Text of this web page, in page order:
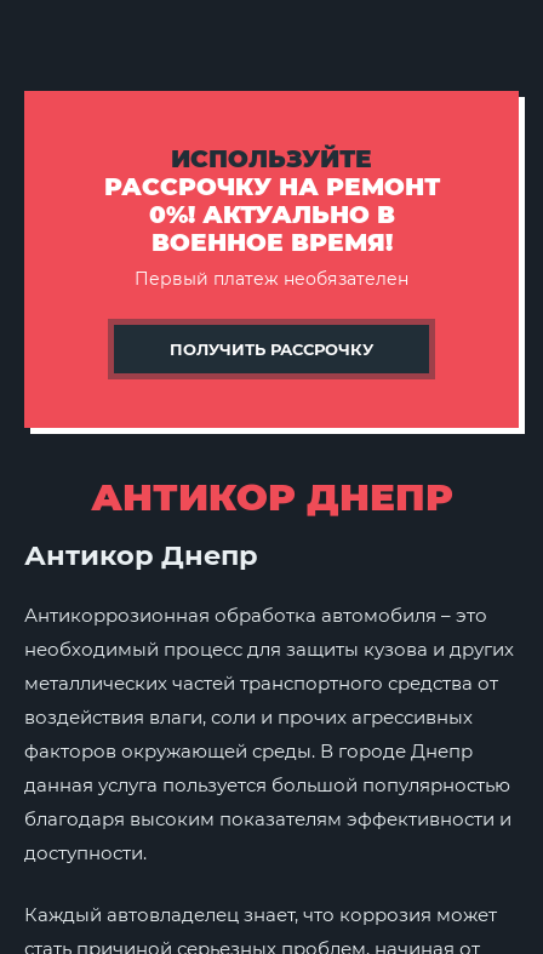
ИСПОЛЬЗУЙТЕ
РАССРОЧКУ НА РЕМОНТ
0%! АКТУАЛЬНО В
ВОЕННОЕ ВРЕМЯ!
Первый платеж необязателен
ПОЛУЧИТЬ РАССРОЧКУ
АНТИКОР ДНЕПР
Антикор Днепр
Антикоррозионная обработка автомобиля – это
необходимый процесс для защиты кузова и других
металлических частей транспортного средства от
воздействия влаги, соли и прочих агрессивных
факторов окружающей среды. В городе Днепр
данная услуга пользуется большой популярностью
благодаря высоким показателям эффективности и
доступности.
Каждый автовладелец знает, что коррозия может
стать причиной серьезных проблем, начиная от